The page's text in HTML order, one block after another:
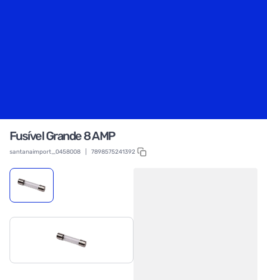
Fusível Grande 8 AMP
santanaimport_0458008 7898575241392